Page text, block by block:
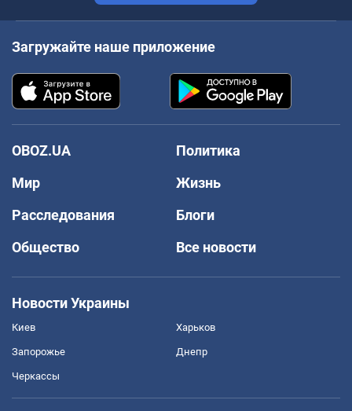
Загружайте наше приложение
OBOZ.UA
Политика
Мир
Жизнь
Расследования
Блоги
Общество
Все новости
Новости Украины
Киев Харьков
Запорожье Днепр
Черкассы